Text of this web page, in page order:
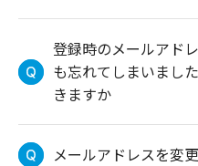
登録時のメールアド
も忘れてしまいまし
きますか
メールアドレスを変